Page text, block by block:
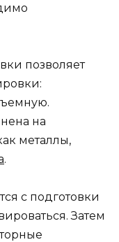
позволяет
на
металлы,
.
с подготовки
Затем